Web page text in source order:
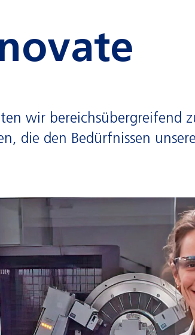
wir bereichsübergreifend
die den Bedürfnissen